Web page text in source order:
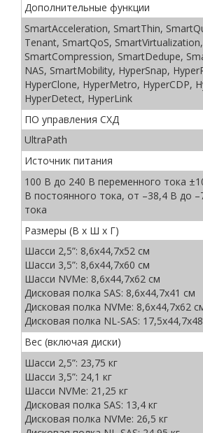
Дополнительные функции
SmartAcceleration, SmartThin,
Tenant, SmartQoS,
SmartCompression, SmartDedupe,
NAS, SmartMobility, HyperSnap,
HyperClone, HyperMetro, HyperCDP,
HyperDetect, HyperLink
ПО управления СХД
UltraPath
Источник питания
100 В до 240 В переменного тока
В постоянного тока, от –38,4 В до
тока
Размеры (В x Ш x Г)
Шасси 2,5”: 8,6х44,7х52 см
Шасси 3,5”: 8,6х44,7х60 см
Шасси NVMe: 8,6х44,7х62 см
Дисковая полка SAS: 8,6х44,7х41 см
Дисковая полка NVMe: 8,6х44,7х62
Дисковая полка NL-SAS:
Вес (включая диски)
Шасси 2,5”: 23,75 кг
Шасси 3,5”: 24,1 кг
Шасси NVMe: 21,25 кг
Дисковая полка SAS: 13,4 кг
Дисковая полка NVMe: 26,5 кг